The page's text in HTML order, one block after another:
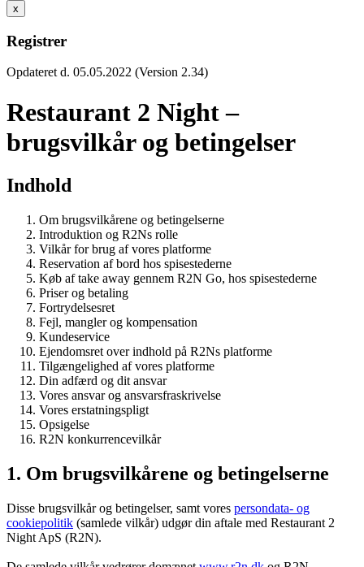
x
Registrer
Opdateret d. 05.05.2022 (Version 2.34)
Restaurant 2 Night –
brugsvilkår og betingelser
Indhold
Om brugsvilkårene og betingelserne
Introduktion og R2Ns rolle
Vilkår for brug af vores platforme
Reservation af bord hos spisestederne
Køb af take away gennem R2N Go, hos spisestederne
Priser og betaling
Fortrydelsesret
Fejl, mangler og kompensation
Kundeservice
Ejendomsret over indhold på R2Ns platforme
Tilgængelighed af vores platforme
Din adfærd og dit ansvar
Vores ansvar og ansvarsfraskrivelse
Vores erstatningspligt
Opsigelse
R2N konkurrencevilkår
1. Om brugsvilkårene og betingelserne
Disse brugsvilkår og betingelser, samt vores persondata- og
cookiepolitik (samlede vilkår) udgør din aftale med Restaurant 2
Night ApS (R2N).